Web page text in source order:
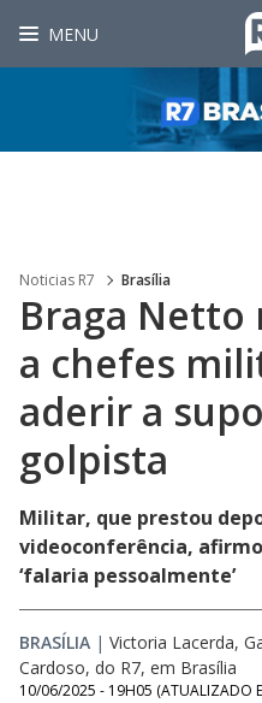
MENU
Noticias R7 Brasília
Braga Netto
a chefes
aderir a
golpista
Militar, que prestou
videoconferência,
‘falaria pessoalmente’
BRASÍLIA | Victoria Lacerda,
Cardoso, do R7, em Brasília
10/06/2025 - 19H05 (ATUALIZADO